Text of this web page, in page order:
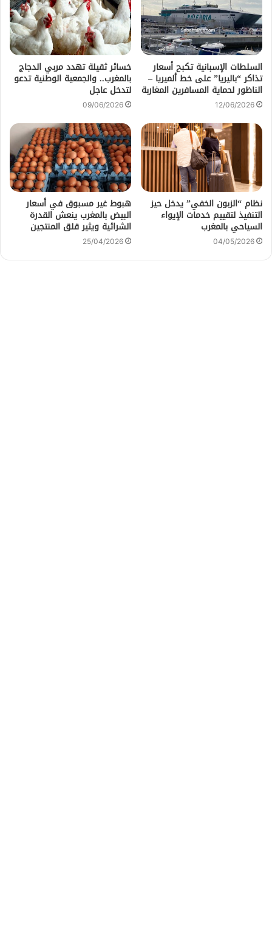
السلطات الإسبانية تكبح أسعار
تذاكر “باليريا” على خط ألميريا –
الناظور لحماية المسافرين المغاربة
12/06/2026
خسائر ثقيلة تهدد مربي الدجاج
بالمغرب.. والجمعية الوطنية تدعو
لتدخل عاجل
09/06/2026
نظام “الزبون الخفي” يدخل حيز
التنفيذ لتقييم خدمات الإيواء
السياحي بالمغرب
04/05/2026
هبوط غير مسبوق في أسعار
البيض بالمغرب ينعش القدرة
الشرائية ويثير قلق المنتجين
25/04/2026